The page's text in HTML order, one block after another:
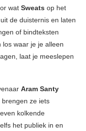
wat Sweats op het
de duisternis en laten
of bindteksten
waar je je alleen
laat je meeslepen
Aram Santy
brengen ze iets
kolkende
het publiek in en